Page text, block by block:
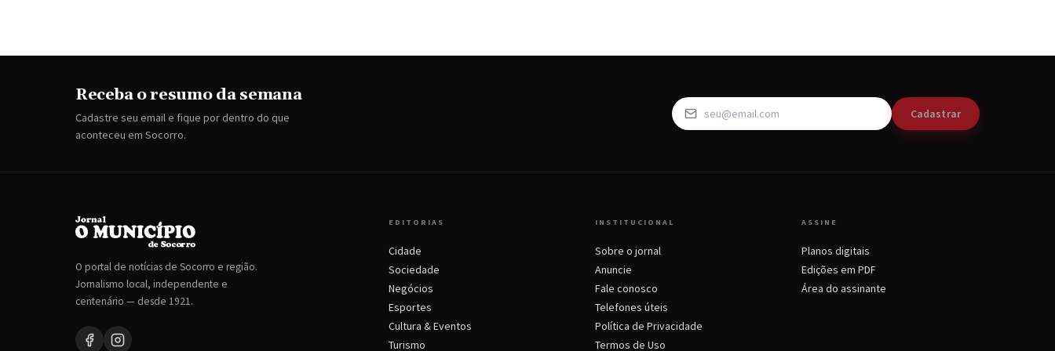
Receba o resumo da semana
Cadastre seu email e fique por dentro do que
aconteceu em Socorro.
Cadastrar
O portal de notícias de Socorro e região.
Jornalismo local, independente e
centenário — desde 1921.
EDITORIAS
Cidade
Sociedade
Negócios
Esportes
Cultura & Eventos
Turismo
INSTITUCIONAL
Sobre o jornal
Anuncie
Fale conosco
Telefones úteis
Política de Privacidade
Termos de Uso
ASSINE
Planos digitais
Edições em PDF
Área do assinante